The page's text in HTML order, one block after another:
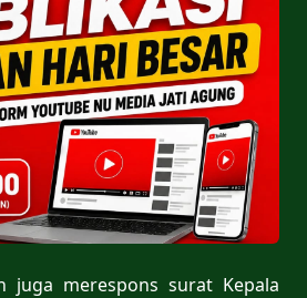
juga merespons surat Kepala